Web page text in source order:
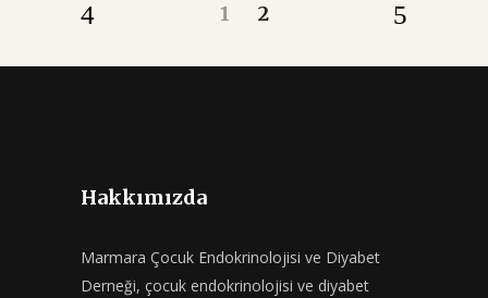
1 2
Hakkımızda
Marmara Çocuk Endokrinolojisi ve Diyabet
Derneği, çocuk endokrinolojisi ve diyabet